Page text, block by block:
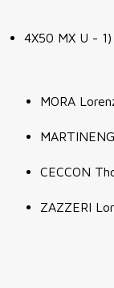
4X50 MX U -
MORA
CECCON
ZAZZERI